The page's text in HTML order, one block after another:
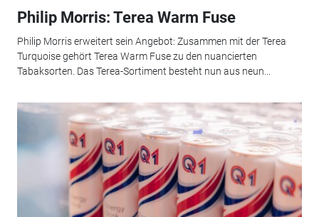
Philip Morris: Terea Warm Fuse
Philip Morris erweitert sein Angebot: Zusammen mit der Terea
Turquoise gehört Terea Warm Fuse zu den nuancierten
Tabaksorten. Das Terea-Sortiment besteht nun aus neun...